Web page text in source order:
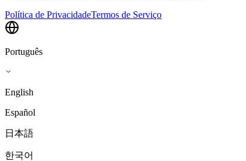
Política de PrivacidadeTermos de Serviço
Português
English
Español
日本語
한국어